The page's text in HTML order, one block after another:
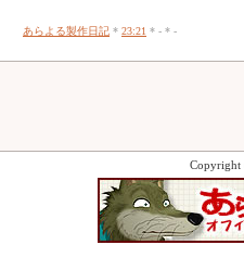
あらよる製作日記 * 23:21 * - * -
Copyright